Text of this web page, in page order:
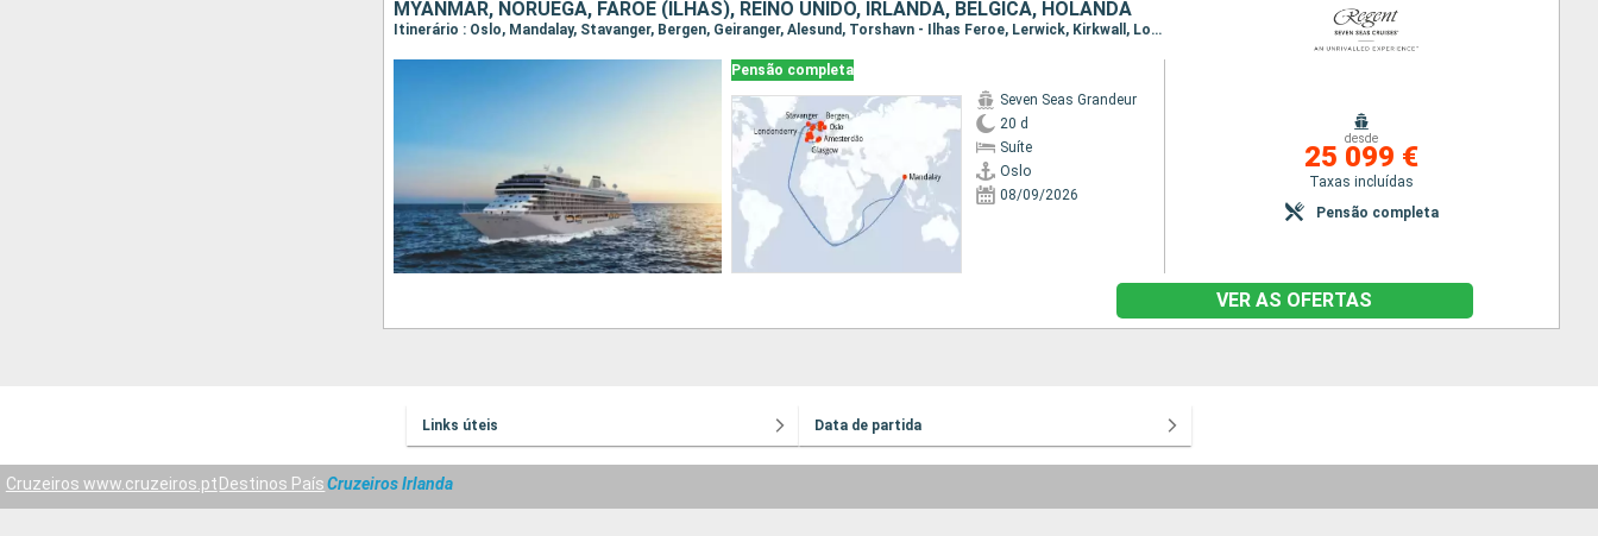
MYANMAR, NORUEGA, FAROE (ILHAS), REINO UNIDO, IRLANDA, BÉLGICA, HOLANDA
Itinerário : Oslo, Mandalay, Stavanger, Bergen, Geiranger, Alesund, Torshavn - Ilhas Feroe, Lerwick, Kirkwall, Londonderry, Glasgow, Liverpool, Belfast, Dun Laoghaire, Cork, Zeebrugge, Amesterdão
Pensão completa
Seven Seas Grandeur
20 d
Suíte
Oslo
08/09/2026
desde
25 099 €
Taxas incluídas
Pensão completa
VER AS OFERTAS
Links úteis Data de partida
Cruzeiros www.cruzeiros.pt Destinos PaísCruzeiros Irlanda